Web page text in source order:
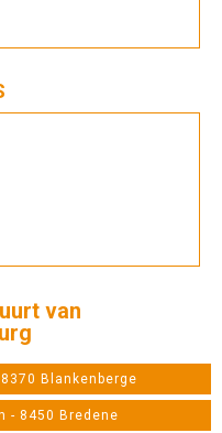
van
Blankenberge
- 8450 Bredene